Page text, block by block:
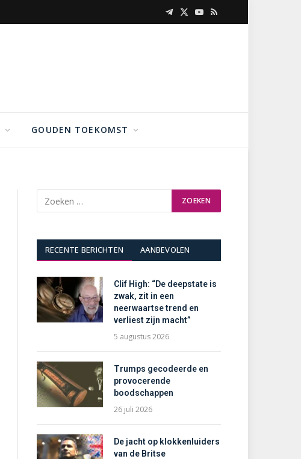
Telegram
X
YouTube
RSS
GOUDEN TOEKOMST
RECENTE BERICHTEN AANBEVOLEN
Clif High: “De deepstate is
zwak, zit in een
neerwaartse trend en
verliest zijn macht”
5 augustus 2026
Trumps gecodeerde en
provocerende
boodschappen
26 juli 2026
De jacht op klokkenluiders
van de Britse